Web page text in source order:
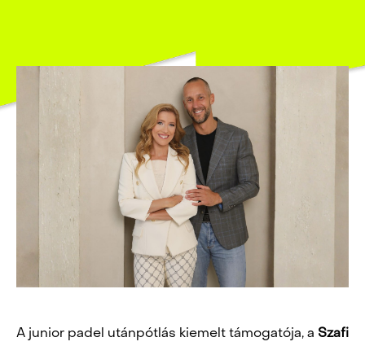
A junior padel utánpótlás kiemelt támogatója, a Szafi